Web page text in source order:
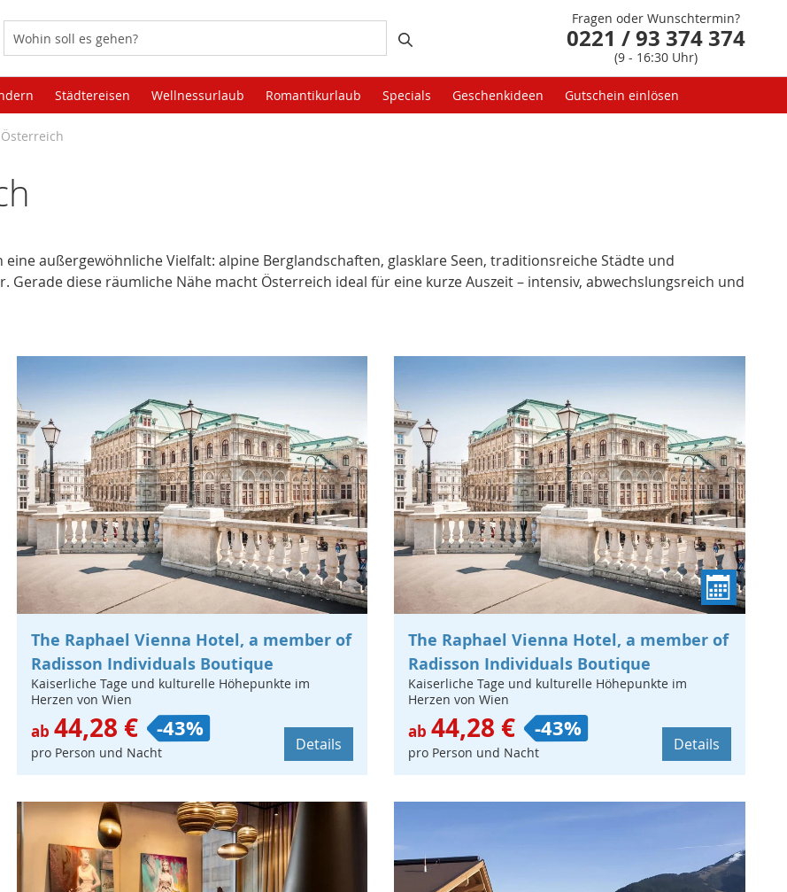
Fragen oder Wunschtermin?
0221 / 93 374 374
(9 - 16:30 Uhr)
Städtereisen Wellnessurlaub Romantikurlaub Specials Geschenkideen Gutschein einlösen
außergewöhnliche Vielfalt: alpine Berglandschaften, glasklare Seen, traditionsreiche Städte und
diese räumliche Nähe macht Österreich ideal für eine kurze Auszeit – intensiv, abwechslungsreich und
The Raphael Vienna Hotel, a member of
Radisson Individuals Boutique
Kaiserliche Tage und kulturelle Höhepunkte im
Herzen von Wien
ab 44,28 € -43%
pro Person und Nacht Details
The Raphael Vienna Hotel, a member of
Radisson Individuals Boutique
Kaiserliche Tage und kulturelle Höhepunkte im
Herzen von Wien
ab 44,28 € -43%
pro Person und Nacht Details